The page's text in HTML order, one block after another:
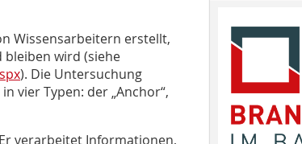
Wissensarbeitern erstellt,
wird (siehe
). Die Untersuchung
vier Typen: der „Anchor“,
verarbeitet Informationen,
hat Ihr Interesse geweckt? Dann
auf dem Laufenden und melden sich zu
kostenlosen wöchentlichen Newsletter an: